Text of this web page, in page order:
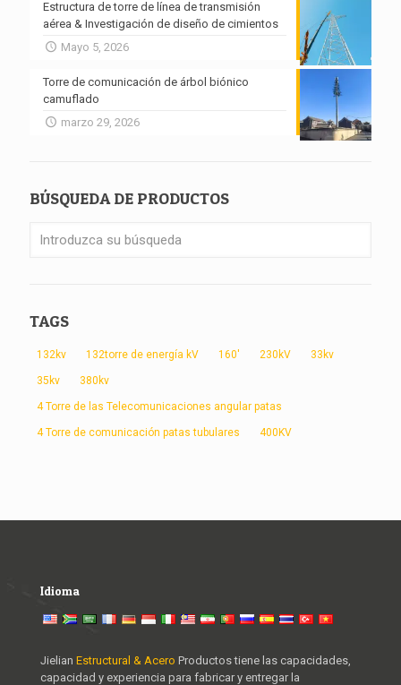
Estructura de torre de línea de transmisión
aérea & Investigación de diseño de cimientos
Mayo 5, 2026
Torre de comunicación de árbol biónico
camuflado
marzo 29, 2026
BÚSQUEDA DE PRODUCTOS
TAGS
132kv 132torre de energía kV 160' 230kV 33kv
35kv 380kv
4 Torre de las Telecomunicaciones angular patas
4 Torre de comunicación patas tubulares 400KV
Idioma
Jielian Estructural & Acero Productos tiene las capacidades,
capacidad y experiencia para fabricar y entregar la